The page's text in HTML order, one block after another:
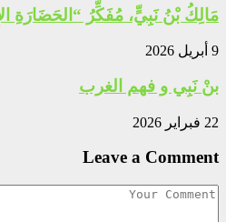
مَالِكُ بْنُ نَبِيٍّ، مُفَكِّرُ “الحَضَارَةِ
9 أبريل 2026
بنْ نَبِي و فهم الغرب
22 فبراير 2026
Leave a Comment